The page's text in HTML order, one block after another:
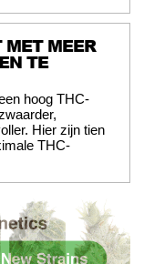
MEER
TE
hoog THC-
Hier zijn tien
THC-